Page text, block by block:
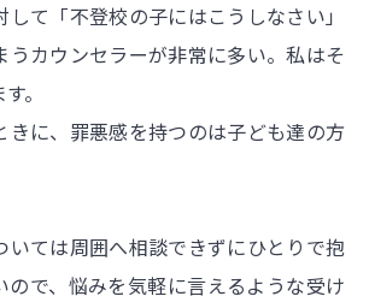
て「不登校の子にはこうしなさい」
うカウンセラーが非常に多い。私はそ
。
きに、罪悪感を持つのは子ども達の方
いては周囲へ相談できずにひとりで抱
ので、悩みを気軽に言えるような受け